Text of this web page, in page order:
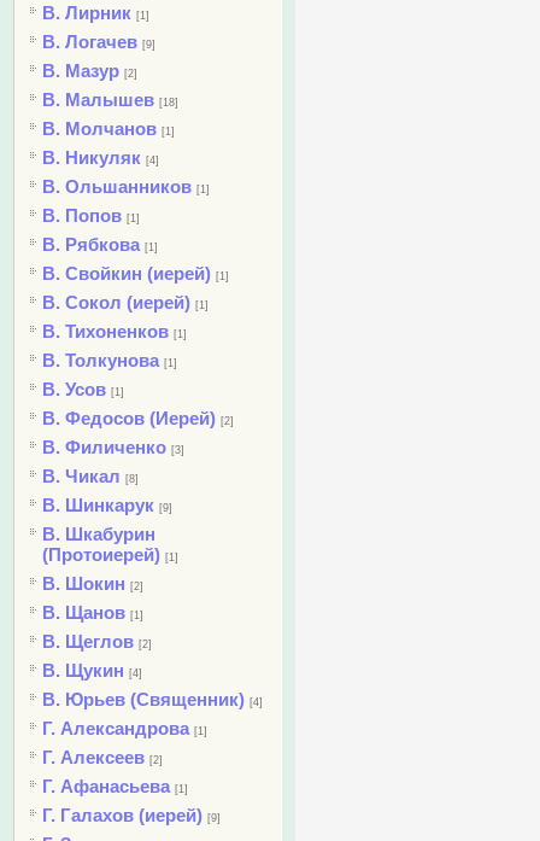
В. Лирник [1]
В. Логачев [9]
В. Мазур [2]
В. Малышев [18]
В. Молчанов [1]
В. Никуляк [4]
В. Ольшанников [1]
В. Попов [1]
В. Рябкова [1]
В. Свойкин (иерей) [1]
В. Сокол (иерей) [1]
В. Тихоненков [1]
В. Толкунова [1]
В. Усов [1]
В. Федосов (Иерей) [2]
В. Филиченко [3]
В. Чикал [8]
В. Шинкарук [9]
В. Шкабурин
(Протоиерей) [1]
В. Шокин [2]
В. Щанов [1]
В. Щеглов [2]
В. Щукин [4]
В. Юрьев (Священник) [4]
Г. Александрова [1]
Г. Алексеев [2]
Г. Афанасьева [1]
Г. Галахов (иерей) [9]